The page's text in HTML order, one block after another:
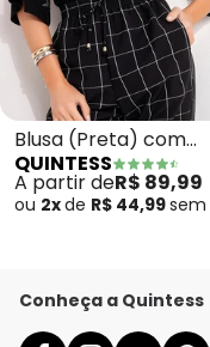
Blusa (Preta) com
Detalhes em Tule nas
Mangas
QUINTESS
A partir deR$ 89,99
ou 2xde R$ 44,99sem
Conheça a Quintess